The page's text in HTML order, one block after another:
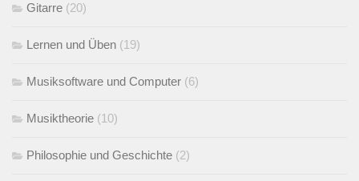
Gitarre (20)
Lernen und Üben (19)
Musiksoftware und Computer (6)
Musiktheorie (10)
Philosophie und Geschichte (2)